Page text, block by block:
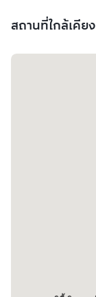
สถานที่ใกล้เคียง